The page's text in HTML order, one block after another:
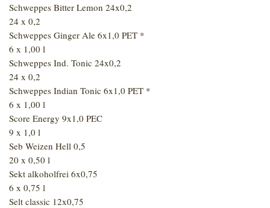
Schweppes Bitter Lemon 24x0,2
24 x 0,2
Schweppes Ginger Ale 6x1,0 PET *
6 x 1,00 l
Schweppes Ind. Tonic 24x0,2
24 x 0,2
Schweppes Indian Tonic 6x1,0 PET *
6 x 1,00 l
Score Energy 9x1,0 PEC
9 x 1,0 l
Seb Weizen Hell 0,5
20 x 0,50 l
Sekt alkoholfrei 6x0,75
6 x 0,75 l
Selt classic 12x0,75